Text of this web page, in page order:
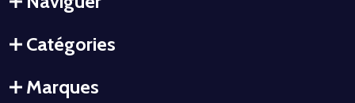
Catégories
Marques